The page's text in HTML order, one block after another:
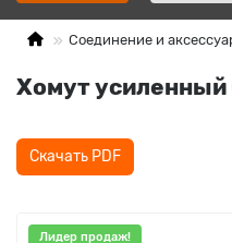
Соединение и
Хомут усиленный
Скачать PDF
Лидер продаж!